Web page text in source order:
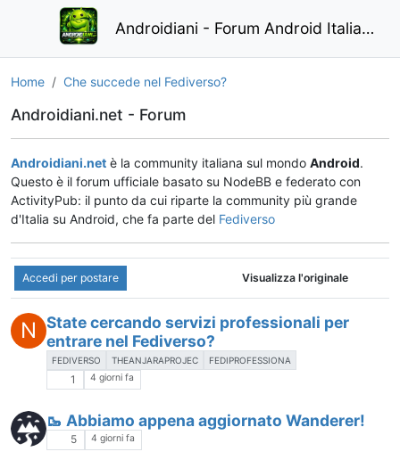
Androidiani - Forum Android Italiano
Home Che succede nel Fediverso?
Androidiani.net - Forum
Androidiani.net è la community italiana sul mondo Android.
Questo è il forum ufficiale basato su NodeBB e federato con
ActivityPub: il punto da cui riparte la community più grande
d'Italia su Android, che fa parte del Fediverso
Accedi per postare Visualizza l'originale
N
State cercando servizi professionali per
entrare nel Fediverso?
FEDIVERSO THEANJARAPROJEC FEDIPROFESSIONA
1 4 giorni fa
🥾 Abbiamo appena aggiornato Wanderer!
5 4 giorni fa